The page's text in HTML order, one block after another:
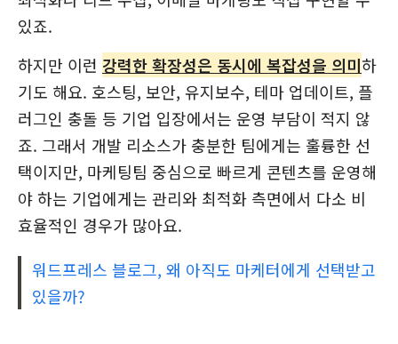
있죠.
하지만 이런 강력한 확장성은 동시에 복잡성을 의미하
기도 해요. 호스팅, 보안, 유지보수, 테마 업데이트, 플
러그인 충돌 등 기업 입장에서는 운영 부담이 적지 않
죠. 그래서 개발 리소스가 충분한 팀에게는 훌륭한 선
택이지만, 마케팅팀 중심으로 빠르게 콘텐츠를 운영해
야 하는 기업에게는 관리와 최적화 측면에서 다소 비
효율적인 경우가 많아요.
워드프레스 블로그, 왜 아직도 마케터에게 선택받고
있을까?